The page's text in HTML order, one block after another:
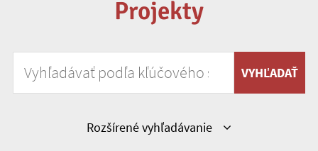
Projekty
Vyhľadávať podľa kľúčového slova
VYHĽADAŤ
Zobraziť
Rozšírené vyhľadávanie